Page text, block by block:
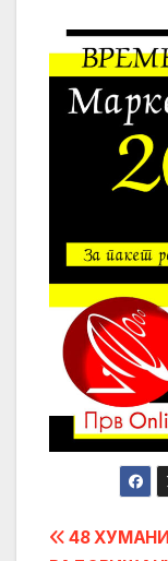
Post
48 ХУМАНИ